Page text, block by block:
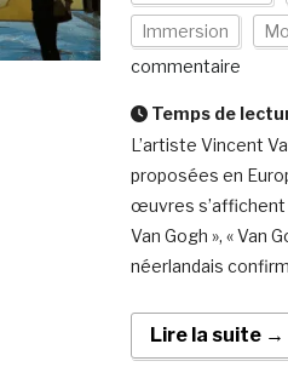
Immersion
commentaire
Temps de
L’artiste Vincent
proposées en
œuvres s’affichent
Van Gogh », « Van
néerlandais
Lire la suite →